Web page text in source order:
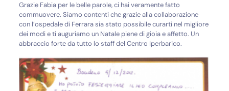
Grazie Fabia per le belle parole, ci hai veramente fatto
commuovere. Siamo contenti che grazie alla collaborazione
con l’ospedale di Ferrara sia stato possibile curarti nel migliore
dei modi e ti auguriamo un Natale piene di gioia e affetto. Un
abbraccio forte da tutto lo staff del Centro Iperbarico.